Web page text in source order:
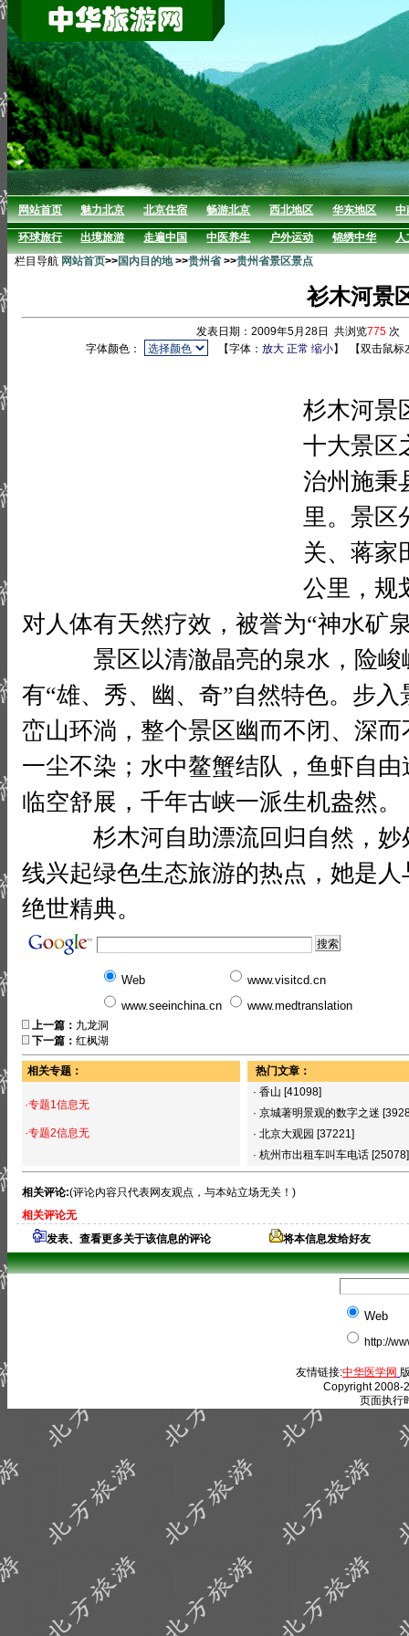
网站首页 魅力北京 北京住宿 畅游北京 西北地区 华东地区 中
环球旅行 出境旅游 走遍中国 中医养生 户外运动 锦绣中华
人
栏目导航 网站首页>>国内目的地>>贵州省>>贵州省景区景点
衫木河景
发表日期：2009年5月28日 共浏览775 次
字体颜色：
【字体：放大 正常 缩小】 【双击鼠
杉木河景
十大景区
治州施秉
里。景区
关、蒋家
公里，规
对人体有天然疗效，被誉为“神水矿
景区以清澈晶亮的泉水，险峻
有“雄、秀、幽、奇”自然特色。步
峦山环淌，整个景区幽而不闭、深
一尘不染；水中鳌蟹结队，鱼虾自
临空舒展，千年古峡一派生机盎然。
杉木河自助漂流回归自然，妙
线兴起绿色生态旅游的热点，她是
绝世精典。
Web
www.visitcd.cn
www.seeinchina.cn
www.medtranslation
上一篇： 九龙洞
下一篇： 红枫湖
相关专题：
·专题1信息无
·专题2信息无
热门文章：
· 香山 [41098]
· 京城著明景观的数字之迷
· 北京大观园 [37221]
· 杭州市出租车叫车电话 [25078]
相关评论:(评论内容只代表网友观点，与本站立场无关！)
相关评论无
发表、查看更多关于该信息的评论
将本信息发给好友
Web
http://
友情链接:中华医学网
Copyright 2008-
页面执行